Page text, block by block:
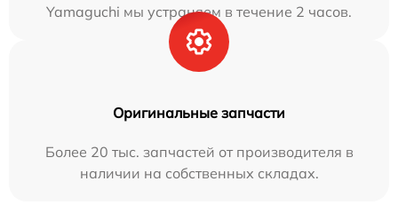
Yamaguchi мы устраняем в течение 2 часов.
Оригинальные запчасти
Более 20 тыс. запчастей от производителя в
наличии на собственных складах.